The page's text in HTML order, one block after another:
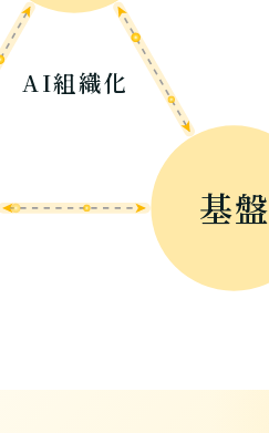
AI組織化
基盤